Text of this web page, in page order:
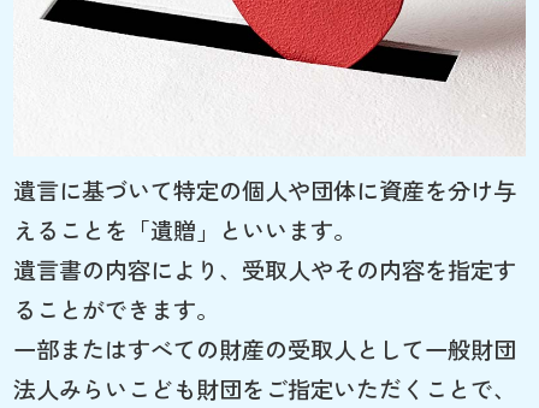
遺言に基づいて特定の個人や団体に資産を分け与
えることを「遺贈」といいます。
遺言書の内容により、受取人やその内容を指定す
ることができます。
一部またはすべての財産の受取人として一般財団
法人みらいこども財団をご指定いただくことで、